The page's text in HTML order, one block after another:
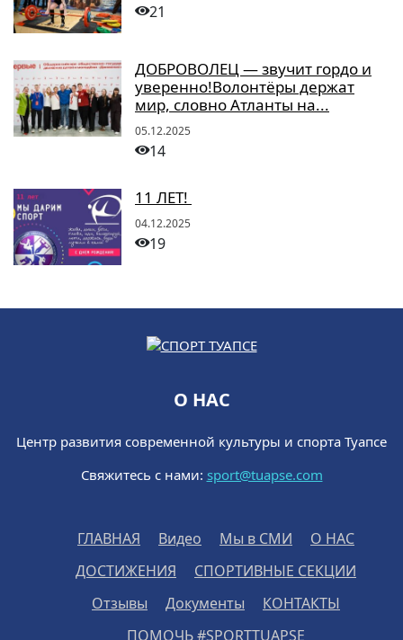
21
ДОБРОВОЛЕЦ — звучит гордо и
уверенно!Волонтёры держат
мир, словно Атланты на...
05.12.2025
14
11 ЛЕТ!
04.12.2025
19
О НАС
Центр развития современной культуры и спорта Туапсе
Свяжитесь с нами: sport@tuapse.com
ГЛАВНАЯ Видео Мы в СМИ
О НАС
ДОСТИЖЕНИЯ
СПОРТИВНЫЕ СЕКЦИИ
Отзывы
Документы
КОНТАКТЫ
ПОМОЧЬ #SPORTTUAPSE